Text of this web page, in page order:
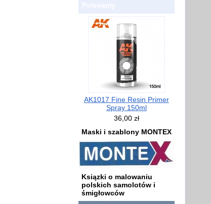
AK1017 Fine Resin Primer
Spray 150ml
36,00 zł
Maski i szablony MONTEX
Ksiązki o malowaniu
polskich samolotów i
śmigłowców